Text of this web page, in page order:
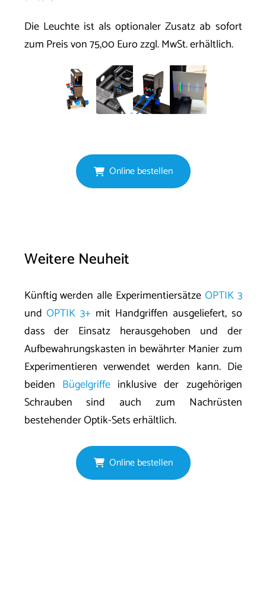
Die Leuchte ist als optionaler Zusatz ab sofort
zum Preis von 75,00 Euro zzgl. MwSt. erhältlich.
Online bestellen
Weitere Neuheit
Künftig werden alle Experimentiersätze OPTIK 3
undOPTIK 3+ mit Handgriffen ausgeliefert, so
dass der Einsatz herausgehoben und der
Aufbewahrungskasten in bewährter Manier zum
Experimentieren verwendet werden kann. Die
beiden Bügelgriffe inklusive der zugehörigen
Schrauben sind auch zum Nachrüsten
bestehender Optik-Sets erhältlich.
Online bestellen